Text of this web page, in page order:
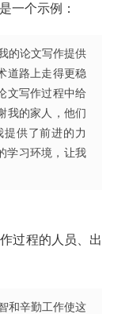
一个示例：
的论文写作提供
道路上走得更稳
文写作过程中给
我的家人，他们
供了前进的力
学习环境，让我
过程的人员、出
和辛勤工作使这